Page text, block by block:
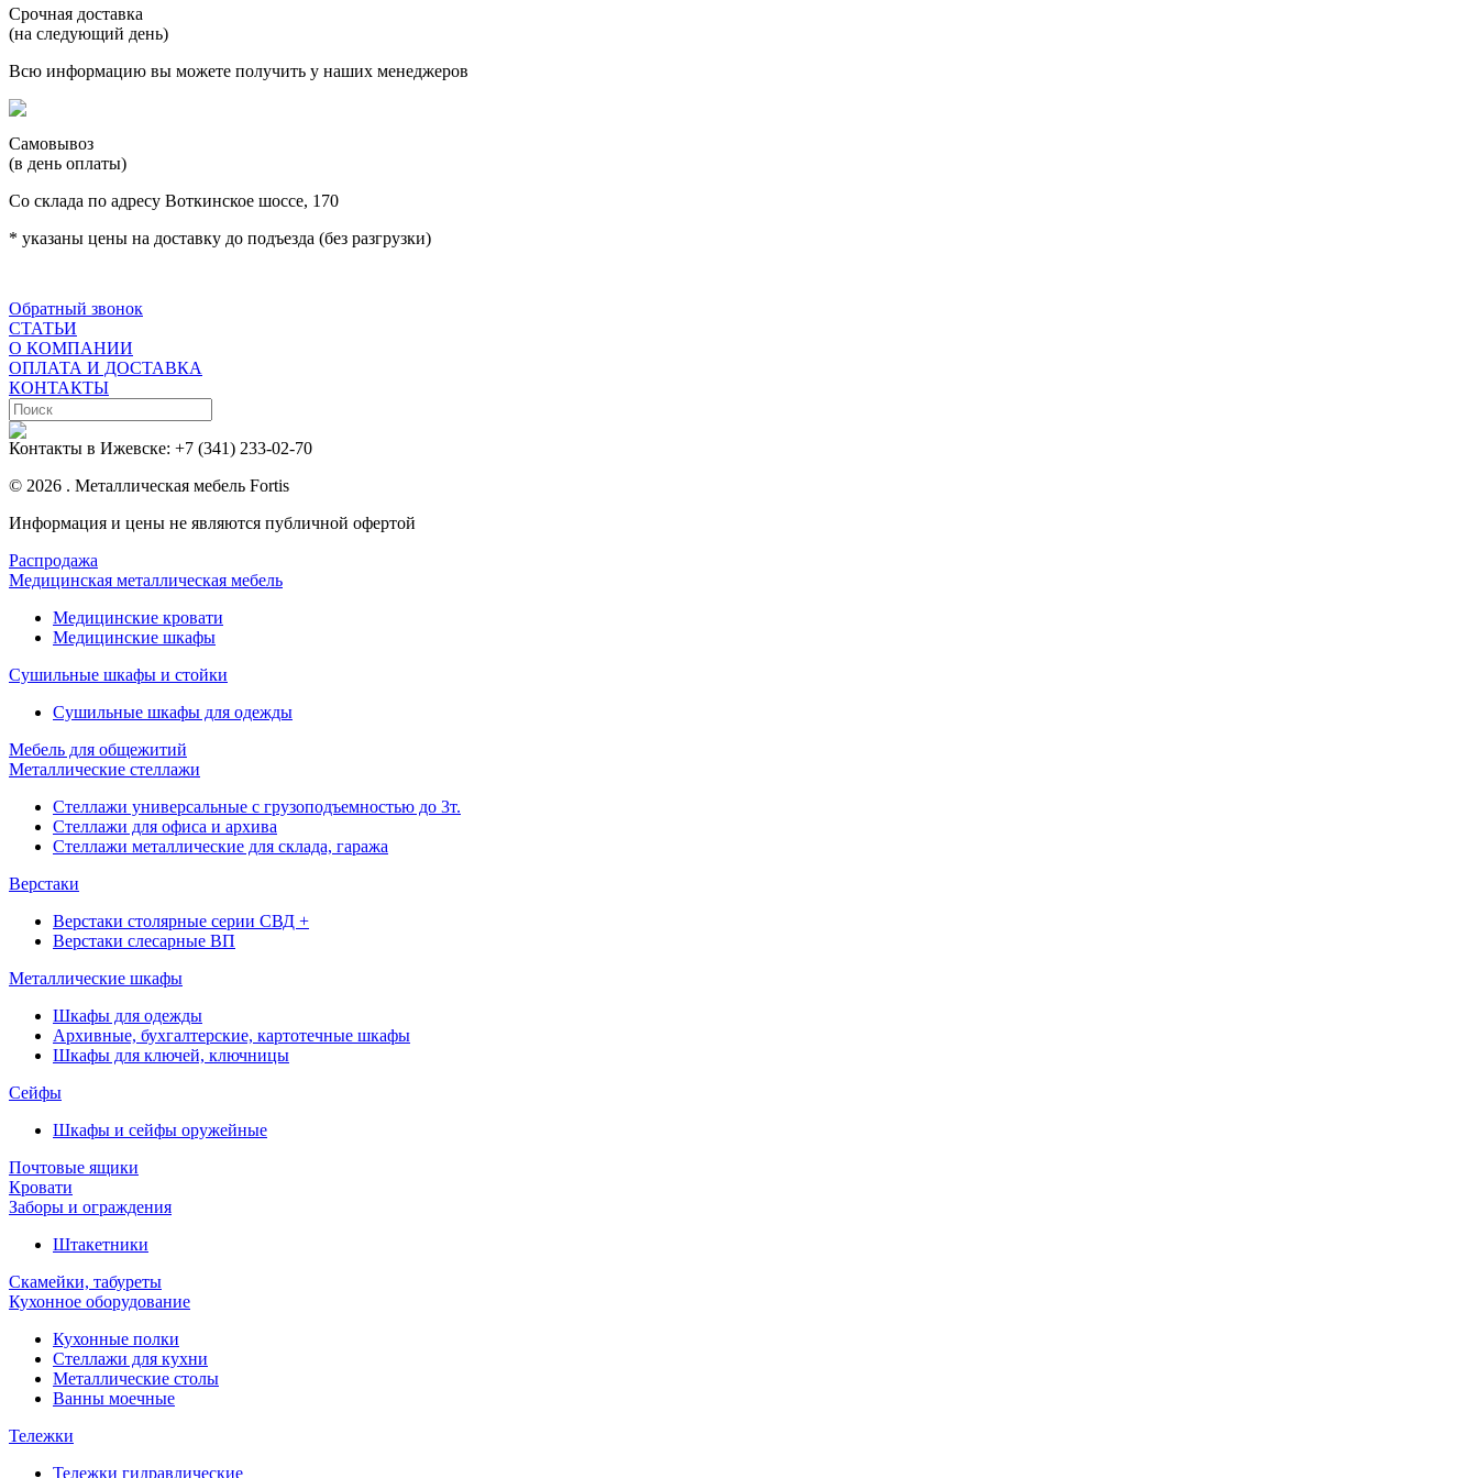
Срочная доставка
(на следующий день)
Всю информацию вы можете получить у наших менеджеров
Самовывоз
(в день оплаты)
Со склада по адресу Воткинское шоссе, 170
* указаны цены на доставку до подъезда (без разгрузки)
Обратный звонок
СТАТЬИ
О КОМПАНИИ
ОПЛАТА И ДОСТАВКА
КОНТАКТЫ
Контакты в Ижевске: +7 (341) 233-02-70
© 2026 . Металлическая мебель Fortis
Информация и цены не являются публичной офертой
Распродажа
Медицинская металлическая мебель
Медицинские кровати
Медицинские шкафы
Сушильные шкафы и стойки
Сушильные шкафы для одежды
Мебель для общежитий
Металлические стеллажи
Стеллажи универсальные с грузоподъемностью до 3т.
Стеллажи для офиса и архива
Стеллажи металлические для склада, гаража
Верстаки
Верстаки столярные серии СВД +
Верстаки слесарные ВП
Металлические шкафы
Шкафы для одежды
Архивные, бухгалтерские, картотечные шкафы
Шкафы для ключей, ключницы
Сейфы
Шкафы и сейфы оружейные
Почтовые ящики
Кровати
Заборы и ограждения
Штакетники
Скамейки, табуреты
Кухонное оборудование
Кухонные полки
Стеллажи для кухни
Металлические столы
Ванны моечные
Тележки
Тележки гидравлические